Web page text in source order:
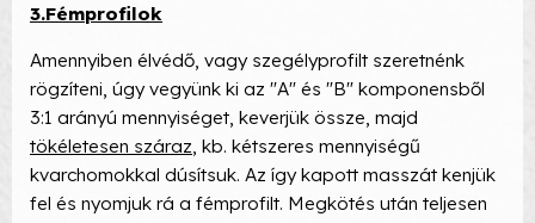
3.Fémprofilok
Amennyiben élvédő, vagy szegélyprofilt szeretnénk
rögzíteni, úgy vegyünk ki az "A" és "B" komponensből
3:1 arányú mennyiséget, keverjük össze, majd
tökéletesen száraz, kb. kétszeres mennyiségű
kvarchomokkal dúsítsuk. Az így kapott masszát kenjük
fel és nyomjuk rá a fémprofilt. Megkötés után teljesen